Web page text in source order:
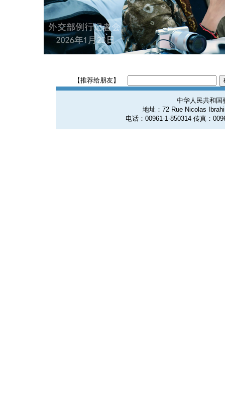
【推荐给朋友】
中华人民共和国
地址：72 Rue Nicolas
电话：00961-1-850314 传真：